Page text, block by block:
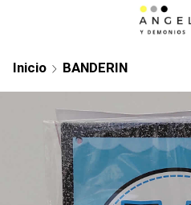
Inicio BANDERIN